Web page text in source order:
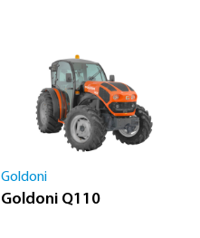
Goldoni
Goldoni Q110